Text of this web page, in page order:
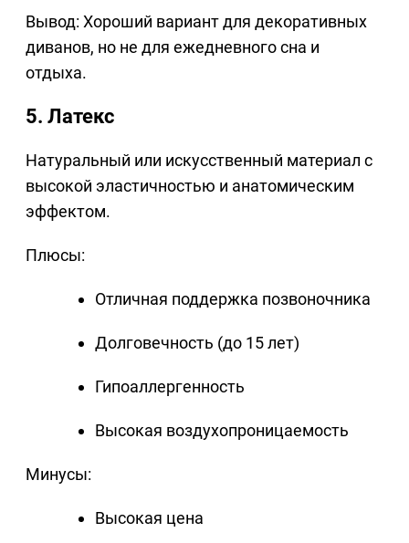
Вывод: Хороший вариант для декоративных
диванов, но не для ежедневного сна и
отдыха.
5. Латекс
Натуральный или искусственный материал с
высокой эластичностью и анатомическим
эффектом.
Плюсы:
Отличная поддержка позвоночника
Долговечность (до 15 лет)
Гипоаллергенность
Высокая воздухопроницаемость
Минусы:
Высокая цена